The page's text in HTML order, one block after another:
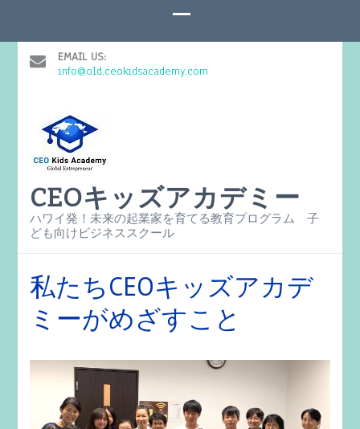
EMAIL US:
info@old.ceokidsacademy.com
CEOキッズアカデミー
ハワイ発！未来の起業家を育てる教育プログラム 子
ども向けビジネススクール
私たちCEOキッズアカデ
ミーがめざすこと